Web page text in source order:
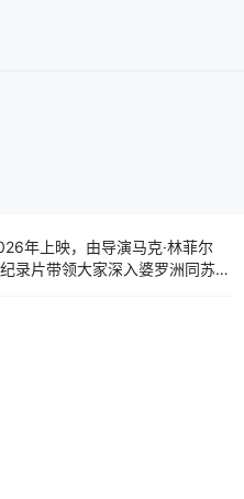
年上映，由导演马克·林菲尔
录片带领大家深入婆罗洲同苏门